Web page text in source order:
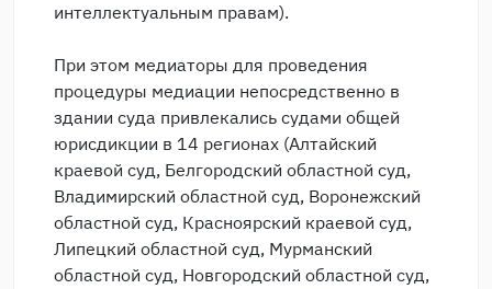
интеллектуальным правам).
При этом медиаторы для проведения
процедуры медиации непосредственно в
здании суда привлекались судами общей
юрисдикции в 14 регионах (Алтайский
краевой суд, Белгородский областной суд,
Владимирский областной суд, Воронежский
областной суд, Красноярский краевой суд,
Липецкий областной суд, Мурманский
областной суд, Новгородский областной суд,